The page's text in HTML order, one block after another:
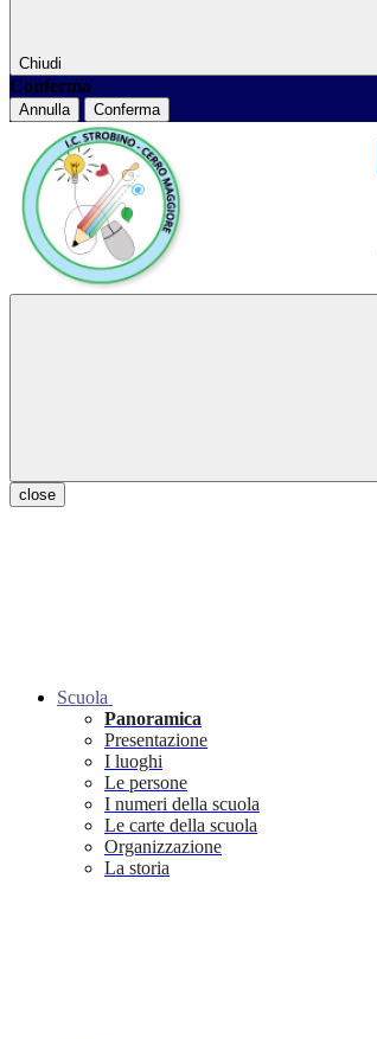
Chiudi
Conferma
Annulla Conferma
close
Scuola
Panoramica
Presentazione
I luoghi
Le persone
I numeri della scuola
Le carte della scuola
Organizzazione
La storia